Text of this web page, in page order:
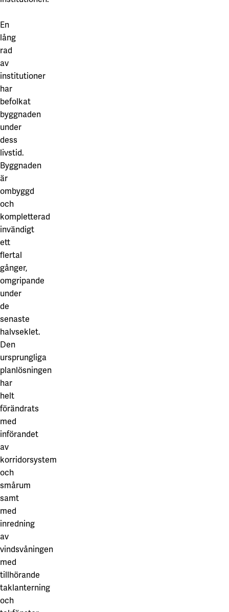
En
lång
rad
av
institutioner
har
befolkat
byggnaden
under
dess
livstid.
Byggnaden
är
ombyggd
och
kompletterad
invändigt
ett
flertal
gånger,
omgripande
under
de
senaste
halvseklet.
Den
ursprungliga
planlösningen
har
helt
förändrats
med
införandet
av
korridorsystem
och
smårum
samt
med
inredning
av
vindsvåningen
med
tillhörande
taklanterning
och